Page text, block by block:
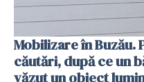
Mobilizare în
căutări, după ce un
văzut un obiect